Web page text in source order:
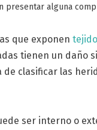
presentar alguna
que exponentejido
tienen un daño
de clasificar las
ser interno o